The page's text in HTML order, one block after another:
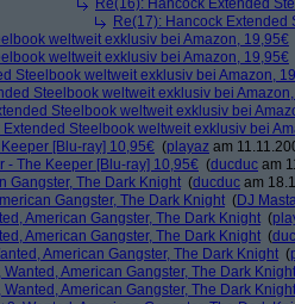
Re(16): Hancock Extended
Re(17): Hancock
weltweit exklusiv bei Amazon, 19,95€
weltweit exklusiv bei Amazon, 19,95€
Steelbook weltweit exklusiv bei Amazon,
Steelbook weltweit exklusiv bei
Steelbook weltweit exklusiv bei
Extended Steelbook weltweit exklusiv bei
[Blu-ray] 10,95€ (playaz am
- The Keeper [Blu-ray] 10,95€ (ducduc am
Gangster, The Dark Knight (ducduc am
Gangster, The Dark Knight (DJ
American Gangster, The Dark Knight (
American Gangster, The Dark Knight (
American Gangster, The Dark Knight (
American Gangster, The Dark Knight
American Gangster, The Dark Knight